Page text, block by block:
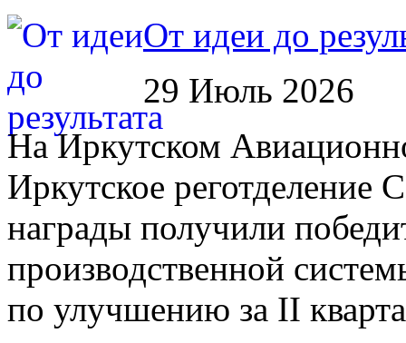
От идеи до
29 Июль 2026
На Иркутском
Иркутское
награды получили
производственной
по улучшению за II